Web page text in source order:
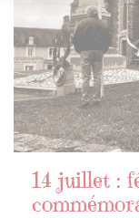
14 juillet :